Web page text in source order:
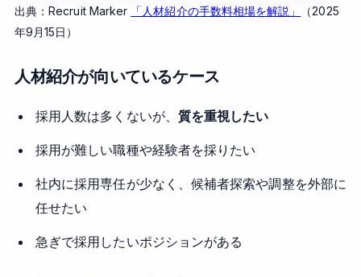
出典：Recruit Marker 「人材紹介の手数料相場を解説」
（2025
年9月15日）
人材紹介が向いているケース
採用人数は多くないが、 質を重視したい
採用が難しい職種や経験者を採りたい
社内に採用専任が少なく、候補者探索や調整を外部に
任せたい
急ぎで採用したいポジションがある